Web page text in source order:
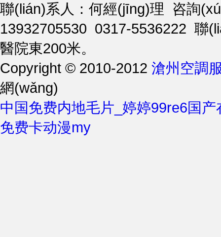
聯(lián)系人：何經(jīng)理 咨詢
13932705530 0317-5536222 聯
醫院東200米。
Copyright © 2010-2012 滄州空調
網(wǎng)
中国免费内地毛片_婷婷99re6国
免费卡动漫my